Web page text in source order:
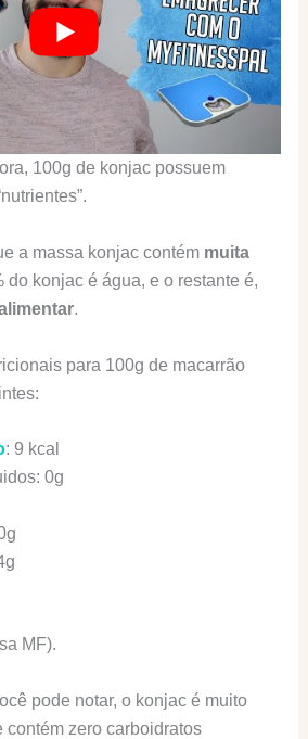
100g de konjac possuem
a massa konjac contém muita
do konjac é água, e o restante é,
.
para 100g de macarrão
: 9 kcal
0g
MF).
pode notar, o konjac é muito
contém zero carboidratos